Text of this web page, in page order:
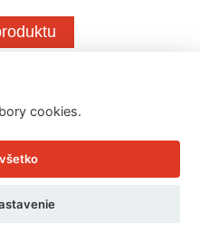
cookies.